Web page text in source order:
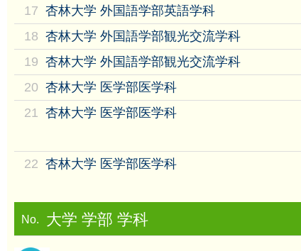
17 杏林大学 外国語学部英語学科
18 杏林大学 外国語学部観光交流学科
19 杏林大学 外国語学部観光交流学科
20 杏林大学 医学部医学科
21 杏林大学 医学部医学科
22 杏林大学 医学部医学科
No. 大学 学部 学科